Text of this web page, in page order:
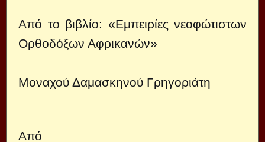
Από το βιβλίο: «Εμπειρίες νεοφώτιστων
Ορθοδόξων Αφρικανών»
Μοναχού Δαμασκηνού Γρηγοριάτη
Από